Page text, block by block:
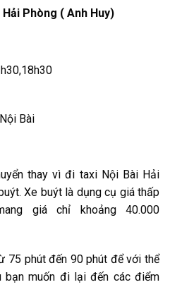
Phòng ( Anh Huy)
Bài
thay vì đi taxi Nội Bài Hải
Xe buýt là dụng cụ giáthấp
giá chỉ khoảng 40.000
75 phútđến 90 phút đểvới thể
bạn muốn đi lại đến cácđiểm